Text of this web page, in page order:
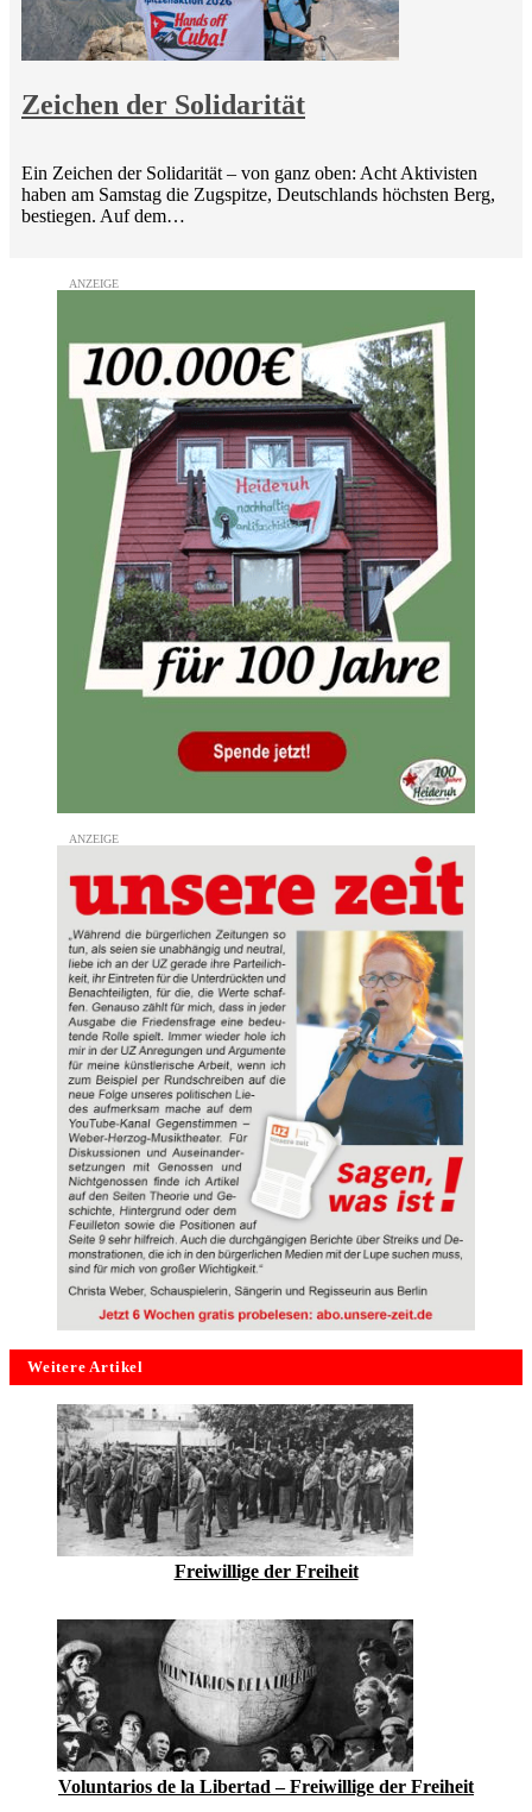
Zeichen der Solidarität
Ein Zeichen der Solidarität – von ganz oben: Acht Aktivisten
haben am Samstag die Zugspitze, Deutschlands höchsten Berg,
bestiegen. Auf dem…
Weitere Artikel
Freiwillige der Freiheit
Voluntarios de la Libertad – Freiwillige der Freiheit